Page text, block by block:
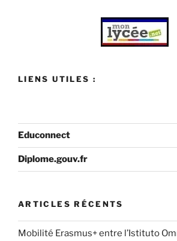
LIENS UTILES :
Educonnect
Diplome.gouv.fr
ARTICLES RÉCENTS
Mobilité Erasmus+ entre l’Istituto